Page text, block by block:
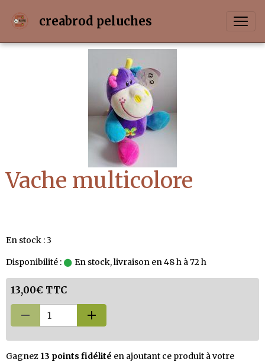
creabrod peluches
Vache multicolore
En stock : 3
Disponibilité : En stock, livraison en 48 h à 72 h
13,00€ TTC
Gagnez 13 points fidélité en ajoutant ce produit à votre